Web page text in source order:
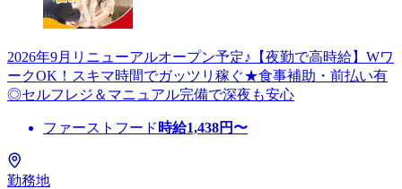
2026年9月リニューアルオープン予定♪【夜勤で高時給】Wワ
ークOK！スキマ時間でガッツリ稼ぐ★食事補助・前払い有
◎セルフレジ＆マニュアル完備で深夜も安心
ファーストフード 時給1,438円〜
勤務地